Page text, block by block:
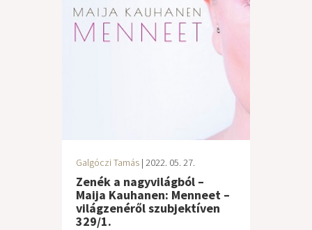
Galgóczi Tamás | 2022. 05. 27.
Zenék a nagyvilágból –
Maija Kauhanen: Menneet –
világzenéről szubjektíven
329/1.